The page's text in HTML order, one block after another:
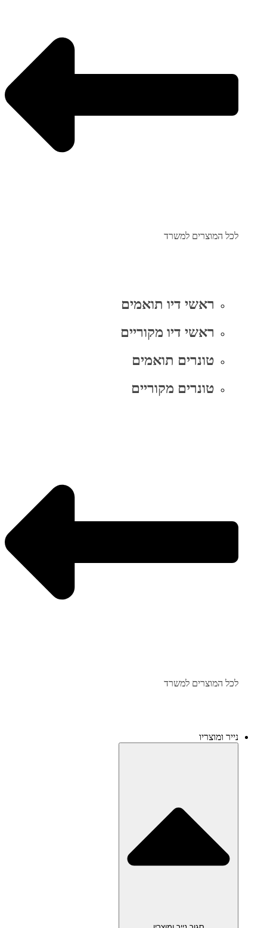
לכל המוצרים למשרד
ראשי דיו תואמים
ראשי דיו מקוריים
טונרים תואמים
טונרים מקוריים
לכל המוצרים למשרד
נייר ומוצריו